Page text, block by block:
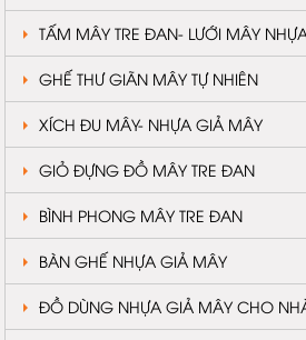
TẤM MÂY TRE ĐAN- LƯỚI MÂY
GHẾ THƯ GIÃN MÂY TỰ NHIÊN
XÍCH ĐU MÂY- NHỰA GIẢ MÂY
GIỎ ĐỰNG ĐỒ MÂY TRE ĐAN
BÌNH PHONG MÂY TRE ĐAN
BÀN GHẾ NHỰA GIẢ MÂY
ĐỒ DÙNG NHỰA GIẢ MÂY CHO